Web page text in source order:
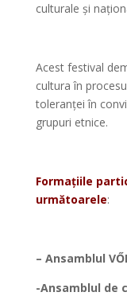
culturale și
Acest festival
cultura în
toleranței în
grupuri etnice.
Formațiile
următoarele:
– Ansamblul V
-Ansamblul de